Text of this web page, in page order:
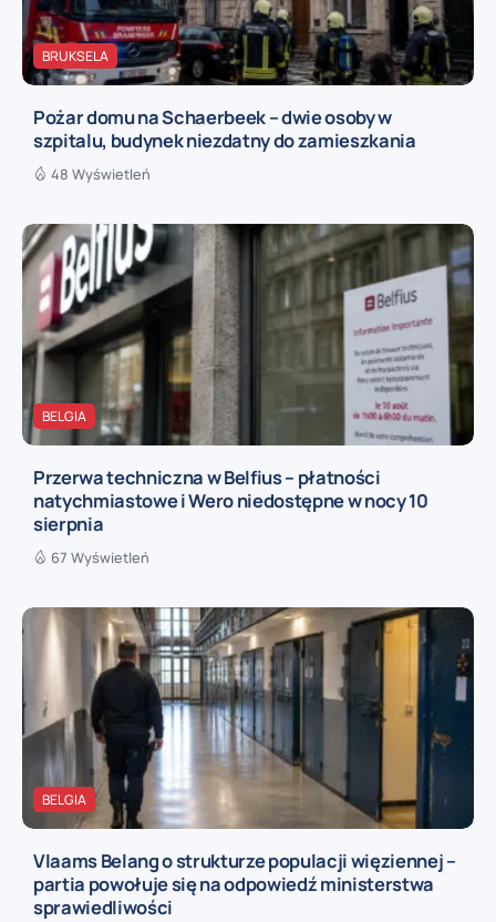
BRUKSELA
Pożar domu na Schaerbeek – dwie osoby w
szpitalu, budynek niezdatny do zamieszkania
48 Wyświetleń
BELGIA
Przerwa techniczna w Belfius – płatności
natychmiastowe i Wero niedostępne w nocy 10
sierpnia
67 Wyświetleń
BELGIA
Vlaams Belang o strukturze populacji więziennej –
partia powołuje się na odpowiedź ministerstwa
sprawiedliwości